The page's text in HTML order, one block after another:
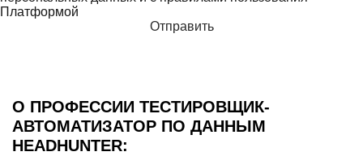
Платформой
О ПРОФЕССИИ ТЕСТИРОВЩИК-
АВТОМАТИЗАТОР ПО ДАННЫМ
HEADHUNTER: